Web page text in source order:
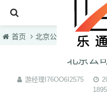
首页
首页 北京公司转让 文章正
北京公
游经理I76OO6I2575
1895